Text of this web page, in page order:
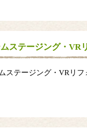
ステージング・VR
ステージング・VRリ